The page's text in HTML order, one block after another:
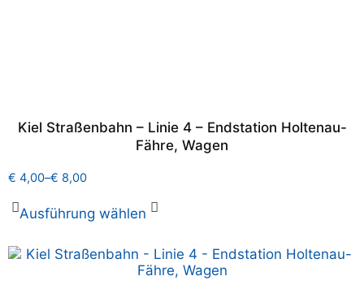
Kiel Straßenbahn – Linie 4 – Endstation Holtenau-
Fähre, Wagen
€ 4,00–€ 8,00
Ausführung wählen